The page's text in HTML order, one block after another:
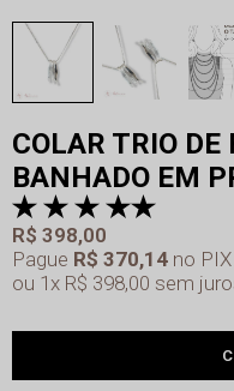
COLAR TRIO DE
BANHADO EM
Pague R$ 370,14no PIX
R$ 398,00
1x R$ 398,00 sem